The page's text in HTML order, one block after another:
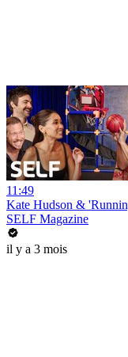
11:49
Kate Hudson &
SELF Magazine
il y a 3 mois